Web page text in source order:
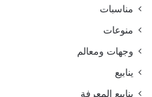
مناسبات
منوعات
وجهات ومعالم
ينابيع
ينابيع المعرفة